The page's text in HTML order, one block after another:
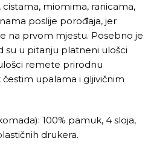
miomima, ranicama,
poslije porođaja, jer
na prvom mjestu. Posebno je
su u pitanju platneni ulošci
remete prirodnu
upalama i gljivičnim
100% pamuk, 4 sloja,
drukera.